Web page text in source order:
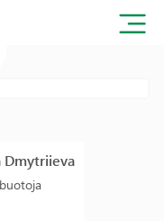
Dmytriieva